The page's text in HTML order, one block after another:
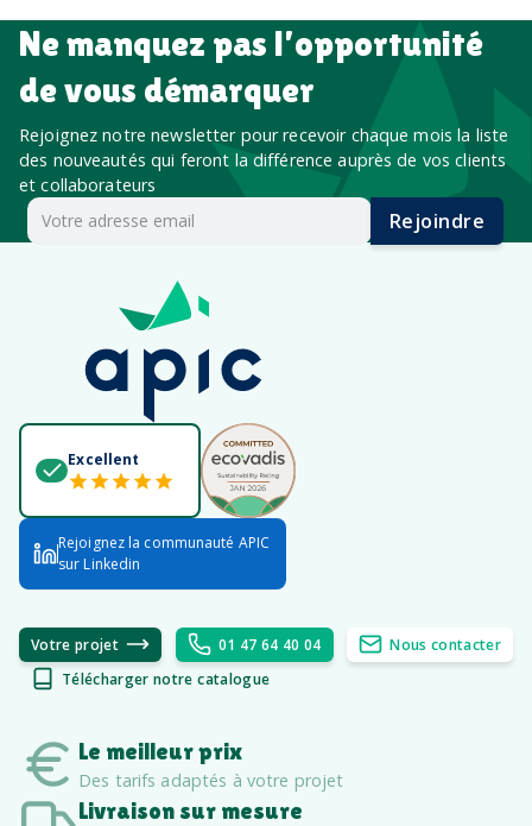
Ne manquez pas l’opportunité
de vous démarquer
Rejoignez notre newsletter pour recevoir chaque mois la liste
des nouveautés qui feront la différence auprès de vos clients
et collaborateurs
Rejoindre
Excellent
Rejoignez la communauté APIC
sur Linkedin
Votre projet 01 47 64 40 04
Nous contacter
Télécharger notre catalogue
Le meilleur prix
Des tarifs adaptés à votre projet
Livraison sur mesure